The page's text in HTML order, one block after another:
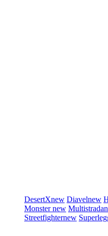
DesertXnew Diavelnew
Monsternew Multistrada
Streetfighternew